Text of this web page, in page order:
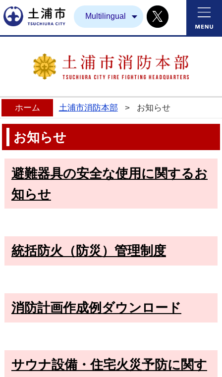
土浦市Multilingual Twitter
ホーム 土浦市消防本部 > お知らせ
お知らせ
避難器具の安全な使用に関するお
知らせ
統括防火（防災）管理制度
消防計画作成例ダウンロード
サウナ設備・住宅火災予防に関す